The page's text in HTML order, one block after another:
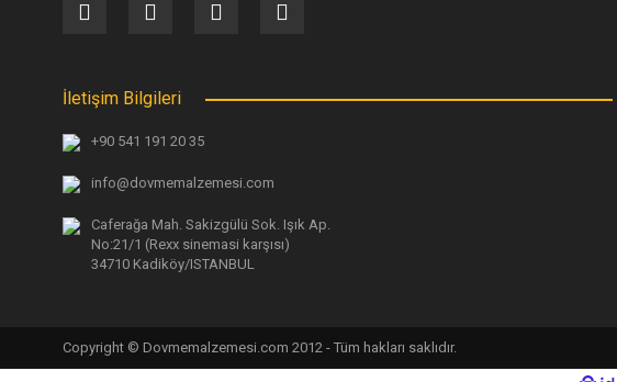
İletişim Bilgileri
+90 541 191 20 35
info@dovmemalzemesi.com
Caferağa Mah. Sakizgülü Sok. Işık Ap.
No:21/1 (Rexx sinemasi karşısı)
34710 Kadiköy/ISTANBUL
Copyright © Dovmemalzemesi.com 2012 - Tüm hakları saklıdır.